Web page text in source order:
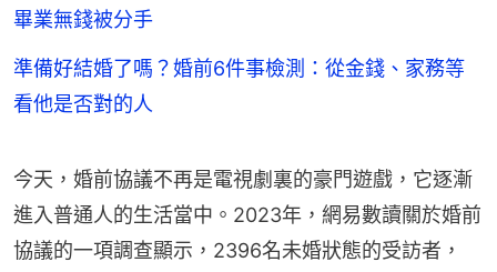
畢業無錢被分手
準備好結婚了嗎？婚前6件事檢測：從金錢、家務等
看他是否對的人
今天，婚前協議不再是電視劇裏的豪門遊戲，它逐漸
進入普通人的生活當中。2023年，網易數讀關於婚前
協議的一項調查顯示，2396名未婚狀態的受訪者，